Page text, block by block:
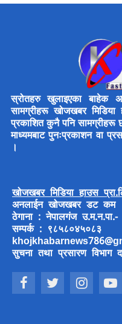
स्रोतहरु खुलाइएका बाहेक
सामग्रीहरू खोजखबर
प्रकाशित कुनै पनि सामग्रीहरू
माध्यमबाट पुनःप्रकाशन वा
।
खोजखबर मिडिया हाउस
अनलाईन खोजखबर डट कम
ठेगाना : नेपालगंज
सम्पर्क : ९८५८०४५०८३
सुचना तथा प्रसारण विभाग